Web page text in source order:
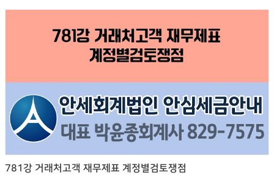
781강 거래처고객 재무제표 계정별검토쟁점